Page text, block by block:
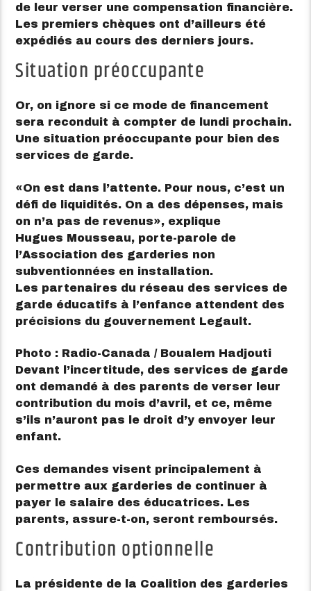
de leur verser une compensation financière.
Les premiers chèques ont d’ailleurs été
expédiés au cours des derniers jours.
Situation préoccupante
Or, on ignore si ce mode de financement
sera reconduit à compter de lundi prochain.
Une situation préoccupante pour bien des
services de garde.
On est dans l’attente. Pour nous, c’est un
défi de liquidités. On a des dépenses, mais
on n’a pas de revenus
, explique
Hugues Mousseau, porte-parole de
l’Association des garderies non
subventionnées en installation.
Les partenaires du réseau des services de
garde éducatifs à l’enfance attendent des
précisions du gouvernement Legault.
Photo : Radio-Canada / Boualem Hadjouti
Devant l’incertitude, des services de garde
ont demandé à des parents de verser leur
contribution du mois d’avril, et ce, même
s’ils n’auront pas le droit d’y envoyer leur
enfant.
Ces demandes visent principalement à
permettre aux garderies de continuer à
payer le salaire des éducatrices. Les
parents, assure-t-on, seront remboursés.
Contribution optionnelle
La présidente de la Coalition des garderies